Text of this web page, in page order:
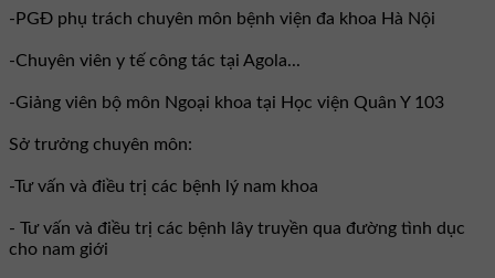
-PGĐ phụ trách chuyên môn bệnh viện đa khoa Hà Nội
-Chuyên viên y tế công tác tại Agola...
-Giảng viên bộ môn Ngoại khoa tại Học viện Quân Y 103
Sở trưởng chuyên môn:
-Tư vấn và điều trị các bệnh lý nam khoa
- Tư vấn và điều trị các bệnh lây truyền qua đường tình dục
cho nam giới